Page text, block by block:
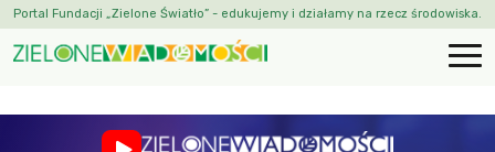
Portal Fundacji „Zielone Światło” - edukujemy i działamy na rzecz środowiska.